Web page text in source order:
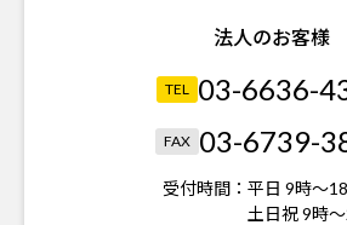
法人のお客様
TEL 03-6636-
FAX 03-6739-
受付時間： 平日 9時～
土日祝 9時